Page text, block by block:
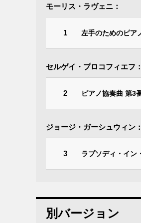
モーリス・ラヴェニ：
1 左手のためのピア
セルゲイ・プロコフィエフ：
2 ピアノ協奏曲 第3
ジョージ・ガーシュウィン：
3 ラプソディ・イン
別バージョン